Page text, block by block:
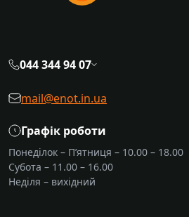
044 344 94 07
mail@enot.in.ua
Графік роботи
Понеділок – П’ятниця – 10.00 – 18.00
Субота – 11.00 – 16.00
Неділя – вихідний